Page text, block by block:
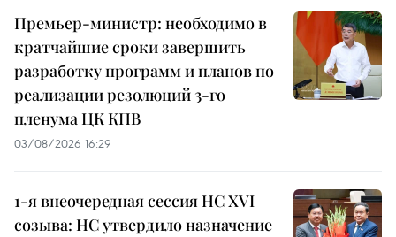
Премьер-министр: необходимо в
кратчайшие сроки завершить
разработку программ и планов по
реализации резолюций 3-го
пленума ЦК КПВ
03/08/2026 16:29
1-я внеочередная сессия НС XVI
созыва: НС утвердило назначение